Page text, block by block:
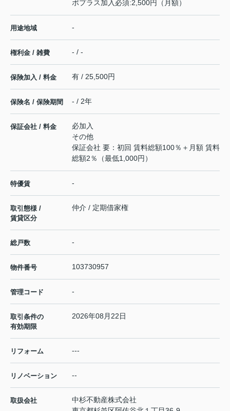
ポプラス加入必須:2,500円（月額）
用途地域 -
権利金 / 雑費 - / -
保険加入 / 料金 有 / 25,500円
保険名 / 保険期間 - / 2年
保証会社 / 料金
必加入
その他
保証会社 要：初回 賃料総額100％＋月額 賃料
総額2％（最低1,000円）
特優賃 -
取引態様 /
賃貸区分
仲介 / 定期借家権
総戸数 -
物件番号 103730957
管理コード -
取引条件の
有効期限
2026年08月22日
リフォーム ---
リノベーション --
取扱会社
中杉不動産株式会社